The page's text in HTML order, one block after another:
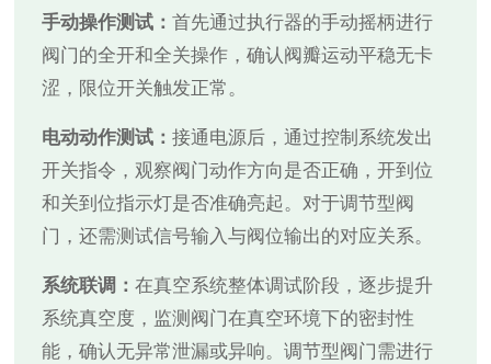
手动操作测试：首先通过执行器的手动摇柄进行
阀门的全开和全关操作，确认阀瓣运动平稳无卡
涩，限位开关触发正常。
电动动作测试：接通电源后，通过控制系统发出
开关指令，观察阀门动作方向是否正确，开到位
和关到位指示灯是否准确亮起。对于调节型阀
门，还需测试信号输入与阀位输出的对应关系。
系统联调：在真空系统整体调试阶段，逐步提升
系统真空度，监测阀门在真空环境下的密封性
能，确认无异常泄漏或异响。调节型阀门需进行